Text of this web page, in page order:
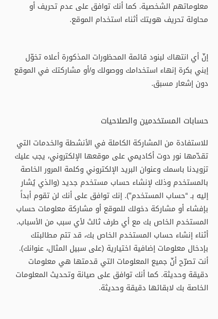
معلوماتهم الشخصية. كما أنك توافق على عدم تحريف أو
محاولة تحريف هويتك أثناء استخدام الموقع.
إنّ أي انتهاك لبنود قائمة المحظورات المذكورة أعلاه تخوّل
إبني بكرة إنهاء استخدامك ووصولك و/أو مشاركتك في الموقع
دون إشعار مسبق.
حسابات المستخدمين والصلاحيات
للاستفادة من المشاركة الكاملة في الأنشطة والخدمات التي
تقدّمها نور دوت أكاديمي على موقعها الإلكتروني، يجب عليك
تزويدنا باسمك وعنوان البريد الإلكتروني وكلمة المرور الخاصة
بالمستخدم وذلك لإنشاء حساب مستخدم جديد (والذي يُشار
إليه بـ “حساب المستخدم”). إنك توافق على أنك لن تقوم أبداً
بإفشاء أو مشاركة دخولك للموقع أو مشاركة معلومات حساب
المستخدم الخاص بك مع أي طرف ثالث لأي سبب من الأسباب.
أثناء إنشاء حساب المستخدم الخاص بك، قد تتم مطالبتك
بإدخال معلومات إضافية اختيارية (على سبيل المثال، عنوانك).
أنت تصرّح أنّ جميع المعلومات التي قدمتها هي معلومات
دقيقة وحديثة. كما أنك توافق على صيانة وتحديث المعلومات
الخاصة بك لابقائها دقيقة وحديثة.